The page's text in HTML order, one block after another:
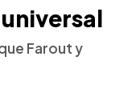
Farout y